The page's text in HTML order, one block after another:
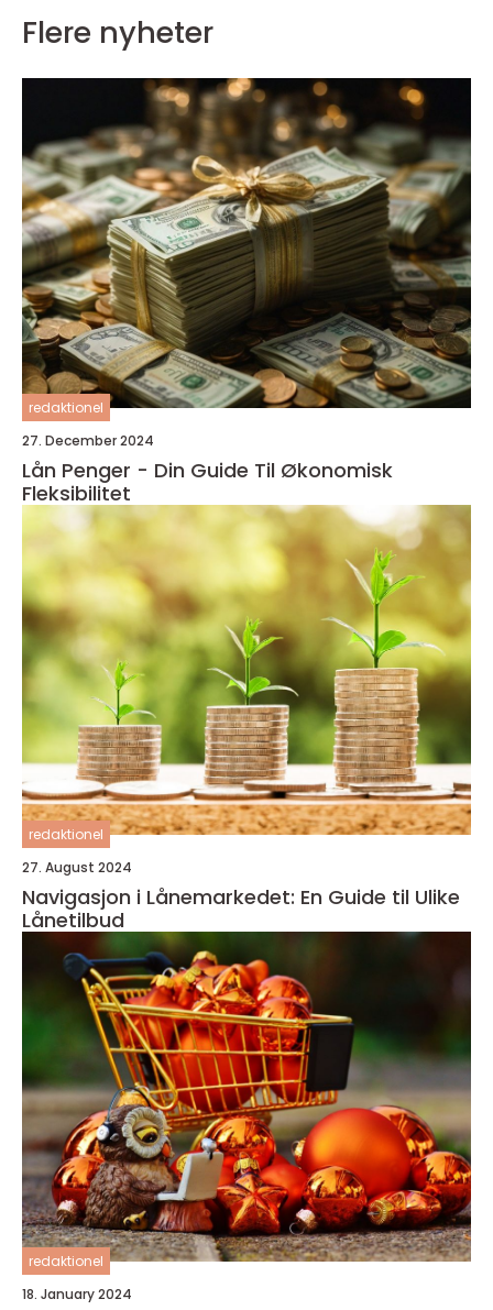
Flere nyheter
redaktionel
27. December 2024
Lån Penger - Din Guide Til Økonomisk
Fleksibilitet
redaktionel
27. August 2024
Navigasjon i Lånemarkedet: En Guide til Ulike
Lånetilbud
redaktionel
18. January 2024